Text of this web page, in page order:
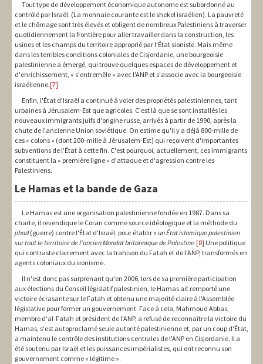
Tout type de développement économique autonome est subordonné au
contrôlé par Israël. (La monnaie courante est le shekel israélien). La pauvreté
et le chômage sont très élevés et obligent de nombreux Palestiniens à traverser
quotidiennement la frontière pour aller travailler dans la construction, les
usines et les champs du territoire approprié par l'État sioniste. Mais même
dans les terribles conditions coloniales de Cisjordanie, une bourgeoisie
palestinienne a émergé, qui trouve quelques espaces de développement et
d'enrichissement, « s'entremêle » avec l'ANP et s'associe avec la bourgeoisie
israélienne.[7]
Enfin, l'État d'Israël a continué à voler des propriétés palestiniennes, tant
urbaines à Jérusalem-Est que agricoles. C'est là que se sont installés les
nouveaux immigrants juifs d'origine russe, arrivés à partir de 1990, après la
chute de l'ancienne Union soviétique. On estime qu'il y a déjà 800-mille de
ces « colons » (dont 200-mille à Jérusalem-Est) qui reçoivent d'importantes
subventions de l'État à cette fin. C'est pourquoi, actuellement, ces immigrants
constituent la « première ligne » d'attaque et d'agression contre les
Palestiniens.
Le Hamas et la bande de Gaza
Le Hamas est une organisation palestinienne fondée en 1987. Dans sa
charte, il revendique le Coran comme source idéologique et la méthode du
jihad(guerre) contre l'État d'Israël, pour établir « un État islamique palestinien
sur tout le territoire de l'ancien Mandat britannique de Palestine.[8] Une politique
qui contraste clairement avec la trahison du Fatah et de l'ANP, transformés en
agents coloniaux du sionisme.
Il n'est donc pas surprenant qu'en 2006, lors de sa première participation
aux élections du Conseil législatif palestinien, le Hamas ait remporté une
victoire écrasante sur le Fatah et obtenu une majorité claire à l'Assemblée
législative pour former un gouvernement. Face à cela, Mahmoud Abbas,
membre d'al-Fatah et président de l'ANP, a refusé de reconnaître la victoire du
Hamas, s'est autoproclamé seule autorité palestinienne et, par un coup d'État,
a maintenu le contrôle des institutions centrales de l'ANP en Cisjordanie. Il a
été soutenu par Israël et les puissances impérialistes, qui ont reconnu son
gouvernement comme « légitime ».